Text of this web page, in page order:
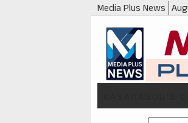
Media Plus News